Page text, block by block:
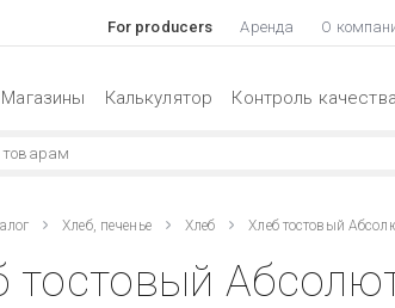
For producers Аренда О
Магазины Калькулятор Контроль качества
Хлеб, печенье Хлеб Хлеб тостовый
тостовый